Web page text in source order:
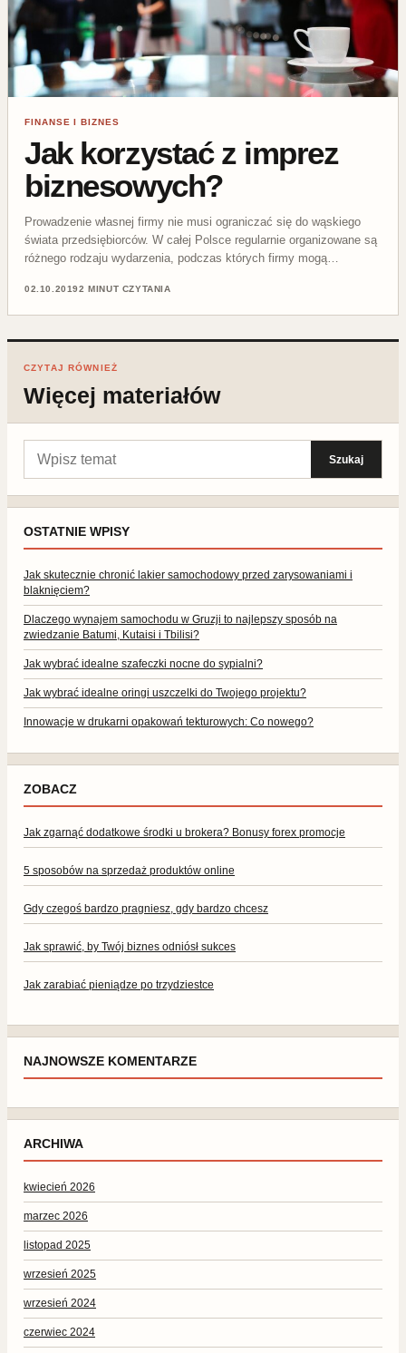
CZYTAJ RÓWNIEŻ
Więcej materiałów
Szukaj:
Szukaj
OSTATNIE WPISY
Jak skutecznie chronić lakier samochodowy przed zarysowaniami i
blaknięciem?
Dlaczego wynajem samochodu w Gruzji to najlepszy sposób na
zwiedzanie Batumi, Kutaisi i Tbilisi?
Jak wybrać idealne szafeczki nocne do sypialni?
Jak wybrać idealne oringi uszczelki do Twojego projektu?
Innowacje w drukarni opakowań tekturowych: Co nowego?
ZOBACZ
Jak zgarnąć dodatkowe środki u brokera? Bonusy forex promocje
5 sposobów na sprzedaż produktów online
Gdy czegoś bardzo pragniesz, gdy bardzo chcesz
Jak sprawić, by Twój biznes odniósł sukces
Jak zarabiać pieniądze po trzydziestce
NAJNOWSZE KOMENTARZE
ARCHIWA
kwiecień 2026
marzec 2026
listopad 2025
wrzesień 2025
wrzesień 2024
czerwiec 2024
FINANSE I BIZNES
Jak korzystać z imprez
biznesowych?
Prowadzenie własnej firmy nie musi ograniczać się do wąskiego
świata przedsiębiorców. W całej Polsce regularnie organizowane są
różnego rodzaju wydarzenia, podczas których firmy mogą…
02.10.20192 MINUT CZYTANIA